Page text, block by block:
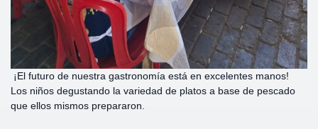
¡El futuro de nuestra gastronomía está en excelentes manos!
Los niños degustando la variedad de platos a base de pescado
que ellos mismos prepararon.